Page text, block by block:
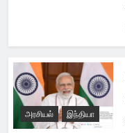
அரசியல் இந்தியா